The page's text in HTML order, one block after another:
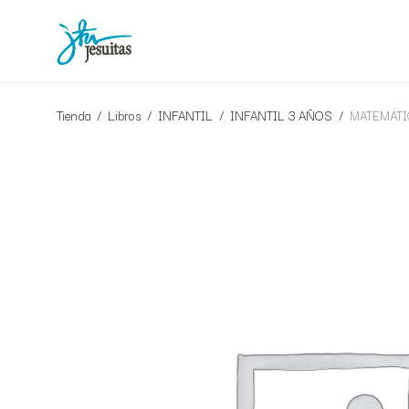
Tienda / Libros / INFANTIL / INFANTIL 3 AÑOS /